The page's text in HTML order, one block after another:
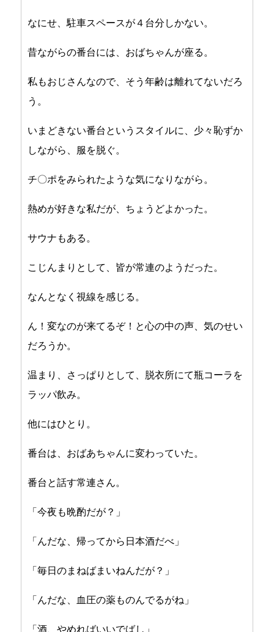
なにせ、駐車スペースが４台分しかない。
昔ながらの番台には、おばちゃんが座る。
私もおじさんなので、そう年齢は離れてないだろ
う。
いまどきない番台というスタイルに、少々恥ずか
しながら、服を脱ぐ。
チ〇ポをみられたような気になりながら。
熱めが好きな私だが、ちょうどよかった。
サウナもある。
こじんまりとして、皆が常連のようだった。
なんとなく視線を感じる。
ん！変なのが来てるぞ！と心の中の声、気のせい
だろうか。
温まり、さっぱりとして、脱衣所にて瓶コーラを
ラッパ飲み。
他にはひとり。
番台は、おばあちゃんに変わっていた。
番台と話す常連さん。
「今夜も晩酌だが？」
「んだな、帰ってから日本酒だべ」
「毎日のまねばまいねんだが？」
「んだな、血圧の薬ものんでるがね」
「酒、やめればいいでばし」